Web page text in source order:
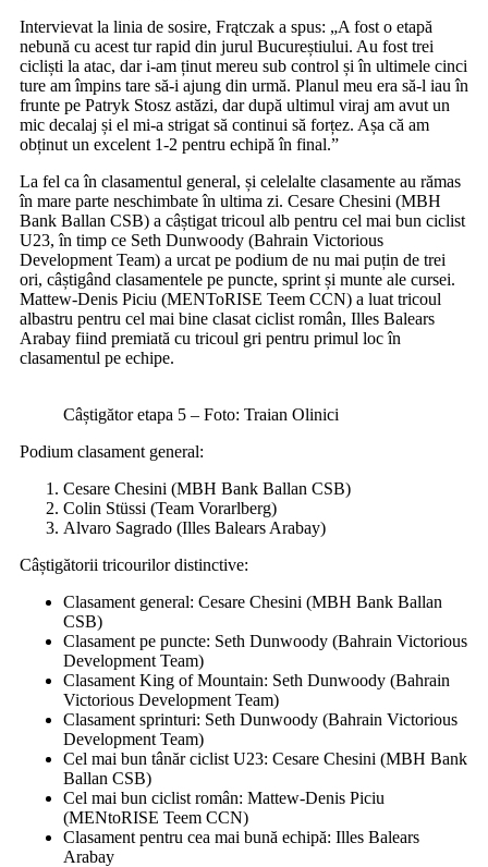
Intervievat la linia de sosire, Frątczak a spus: „A fost o etapă
nebună cu acest tur rapid din jurul Bucureștiului. Au fost trei
cicliști la atac, dar i-am ținut mereu sub control și în ultimele cinci
ture am împins tare să-i ajung din urmă. Planul meu era să-l iau în
frunte pe Patryk Stosz astăzi, dar după ultimul viraj am avut un
mic decalaj și el mi-a strigat să continui să forțez. Așa că am
obținut un excelent 1-2 pentru echipă în final.”
La fel ca în clasamentul general, și celelalte clasamente au rămas
în mare parte neschimbate în ultima zi. Cesare Chesini (MBH
Bank Ballan CSB) a câștigat tricoul alb pentru cel mai bun ciclist
U23, în timp ce Seth Dunwoody (Bahrain Victorious
Development Team) a urcat pe podium de nu mai puțin de trei
ori, câștigând clasamentele pe puncte, sprint și munte ale cursei.
Mattew-Denis Piciu (MENToRISE Teem CCN) a luat tricoul
albastru pentru cel mai bine clasat ciclist român, Illes Balears
Arabay fiind premiată cu tricoul gri pentru primul loc în
clasamentul pe echipe.
Câștigător etapa 5 – Foto: Traian Olinici
Podium clasament general:
Cesare Chesini (MBH Bank Ballan CSB)
Colin Stüssi (Team Vorarlberg)
Alvaro Sagrado (Illes Balears Arabay)
Câștigătorii tricourilor distinctive:
Clasament general: Cesare Chesini (MBH Bank Ballan
CSB)
Clasament pe puncte: Seth Dunwoody (Bahrain Victorious
Development Team)
Clasament King of Mountain: Seth Dunwoody (Bahrain
Victorious Development Team)
Clasament sprinturi: Seth Dunwoody (Bahrain Victorious
Development Team)
Cel mai bun tânăr ciclist U23: Cesare Chesini (MBH Bank
Ballan CSB)
Cel mai bun ciclist român: Mattew-Denis Piciu
(MENtoRISE Teem CCN)
Clasament pentru cea mai bună echipă: Illes Balears
Arabay